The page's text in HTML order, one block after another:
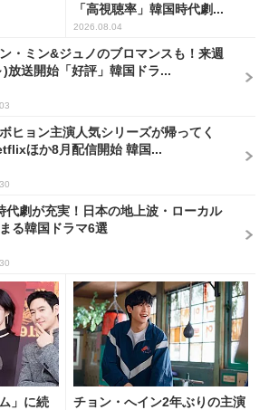
「高視聴率」韓国時代劇...
2026.08.04
・ミン&ジュノのブロマンスも！来週
放送開始「好評」韓国ドラ...
ヒョン主演人気シリーズが帰ってく
ほか8月配信開始 韓国...
代劇が充実！日本の地上波・ローカル
る韓国ドラマ6選
」に続
チョン・へイン2年ぶりの主演